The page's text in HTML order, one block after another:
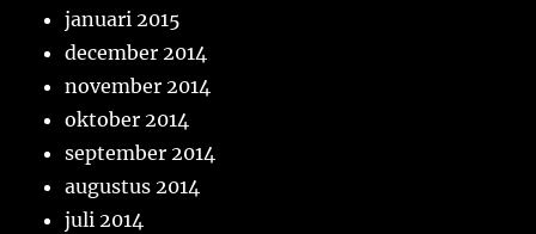
januari 2015
december 2014
november 2014
oktober 2014
september 2014
augustus 2014
juli 2014